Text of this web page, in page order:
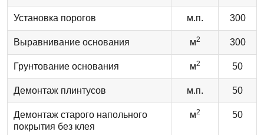
Установка порогов м.п. 300
Выравнивание основания м2 300
Грунтование основания м2 50
Демонтаж плинтусов м.п. 50
Демонтаж старого напольного
покрытия без клея
м2 50